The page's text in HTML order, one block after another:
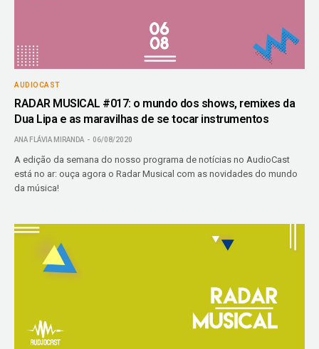
AUDIOCAST
RADAR MUSICAL #017: o mundo dos shows, remixes da
Dua Lipa e as maravilhas de se tocar instrumentos
ANA FLÁVIA MIRANDA 06/08/2020
A edição da semana do nosso programa de notícias no AudioCast
está no ar: ouça agora o Radar Musical com as novidades do mundo
da música!